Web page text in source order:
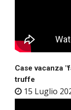
Case vacanza
truffe
15 Luglio